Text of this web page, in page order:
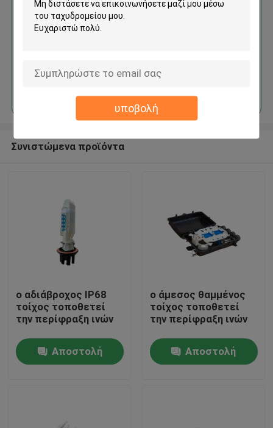
υποβολή
Σπίτι
Περίπου εμείς
την περίφραξη ινών
Συνιστώμενα προϊόντα
ο αδιάβροχος IP68
τοίχος τοποθετεί
την περίφραξη ινών
Αποστολή
ο άμεσος θαμμένος
τοίχος τοποθετεί
την περίφραξη ινών
Αποστολή